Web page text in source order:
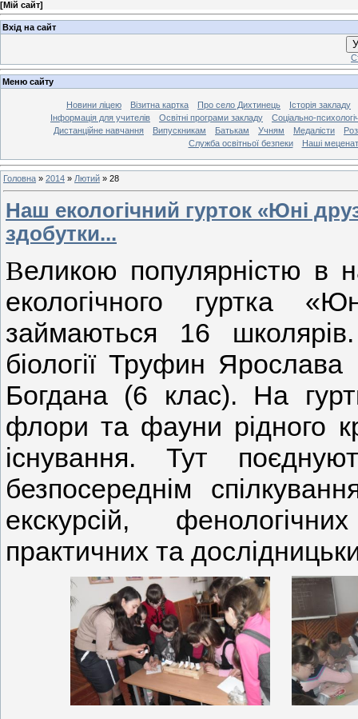
[Мій сайт]
Вхід на сайт
Меню сайту
Новини ліцею Візитна картка Про село Дихтинець
Історія закладу
Інформація для учителів
Освітні програми закладу
Соціально-
Дистанційне навчання
Випускникам Батькам Учням Медалісти
Служба освітньої безпеки
Наші
Головна » 2014 » Лютий » 28
Наш екологічний гурток «Юні
здобутки...
Великою популярністю в
екологічного гуртка
займаються 16
біології Труфин
Богдана (6 клас). На
флори та фауни рідного
існування. Тут
безпосереднім
екскурсій,
практичних та